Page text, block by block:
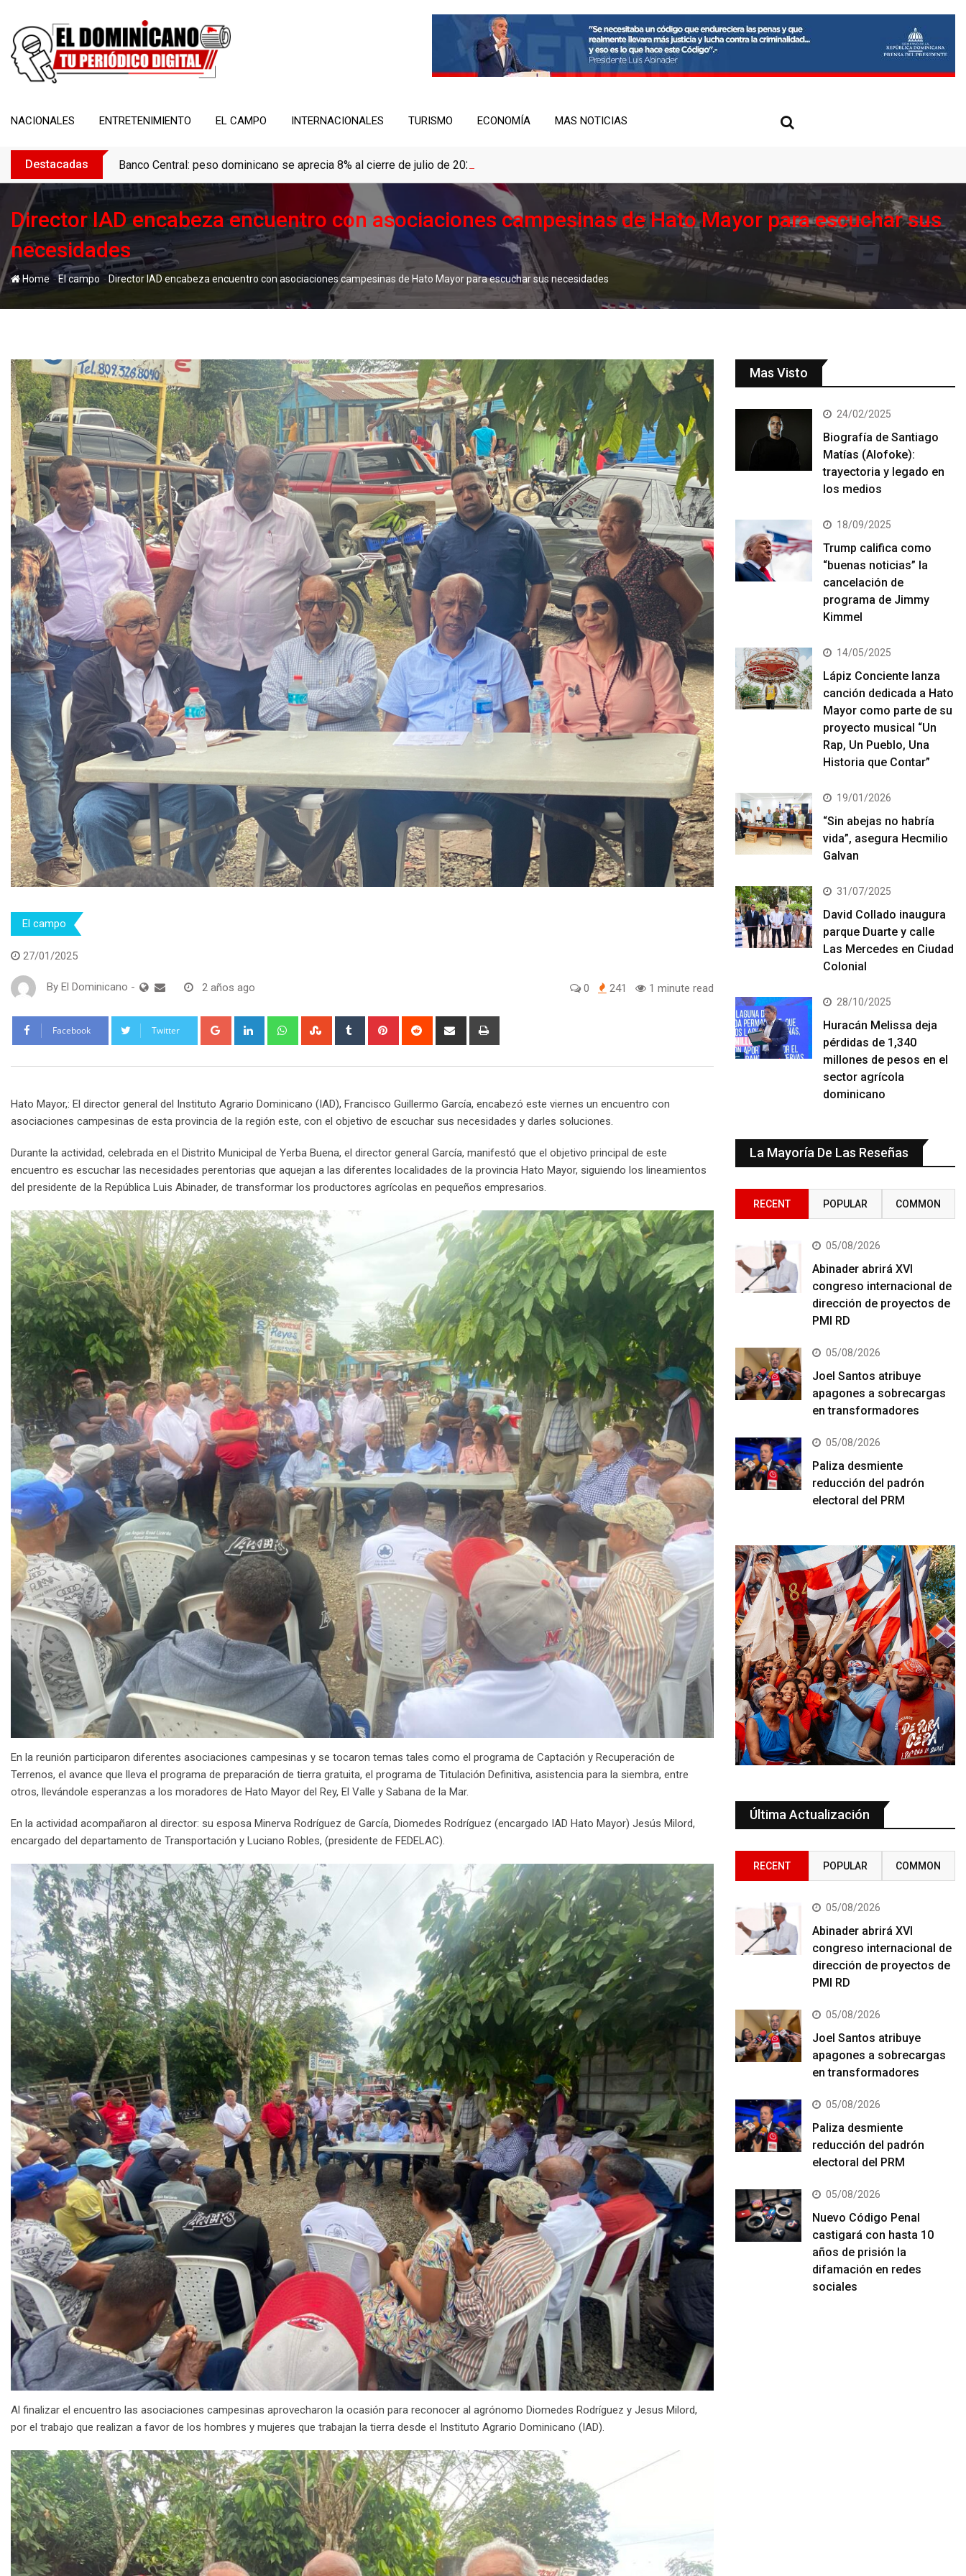
content
NACIONALES ENTRETENIMIENTO EL CAMPO INTERNACIONALES TURISMO ECONOMÍA MAS NOTICIAS
Destacadas Banco Central: peso dominicano se aprecia 8% al cierre de julio de 2026 y 4.4% en términos interanuales
Director IAD encabeza encuentro con asociaciones campesinas de Hato Mayor para escuchar sus
necesidades
Home -El campo - Director IAD encabeza encuentro con asociaciones campesinas de Hato Mayor para escuchar sus necesidades
El campo
27/01/2025
By El Dominicano - 2 años ago 0 241 1 minute read
Facebook Twitter Google+ LinkedIn WhatsappStumbleUpon
Tumblr Pinterest Reddit
Share
Hato Mayor,: El director general del Instituto Agrario Dominicano (IAD), Francisco Guillermo García, encabezó este viernes un encuentro con
asociaciones campesinas de esta provincia de la región este, con el objetivo de escuchar sus necesidades y darles soluciones.
Durante la actividad, celebrada en el Distrito Municipal de Yerba Buena, el director general García, manifestó que el objetivo principal de este
encuentro es escuchar las necesidades perentorias que aquejan a las diferentes localidades de la provincia Hato Mayor, siguiendo los lineamientos
del presidente de la República Luis Abinader, de transformar los productores agrícolas en pequeños empresarios.
En la reunión participaron diferentes asociaciones campesinas y se tocaron temas tales como el programa de Captación y Recuperación de
Terrenos, el avance que lleva el programa de preparación de tierra gratuita, el programa de Titulación Definitiva, asistencia para la siembra, entre
otros, llevándole esperanzas a los moradores de Hato Mayor del Rey, El Valle y Sabana de la Mar.
En la actividad acompañaron al director: su esposa Minerva Rodríguez de García, Diomedes Rodríguez (encargado IAD Hato Mayor) Jesús Milord,
encargado del departamento de Transportación y Luciano Robles, (presidente de FEDELAC).
Al finalizar el encuentro las asociaciones campesinas aprovecharon la ocasión para reconocer al agrónomo Diomedes Rodríguez y Jesus Milord,
por el trabajo que realizan a favor de los hombres y mujeres que trabajan la tierra desde el Instituto Agrario Dominicano (IAD).
Mas Visto
24/02/2025
Biografía de Santiago
Matías (Alofoke):
trayectoria y legado en
los medios
18/09/2025
Trump califica como
“buenas noticias” la
cancelación de
programa de Jimmy
Kimmel
14/05/2025
Lápiz Conciente lanza
canción dedicada a Hato
Mayor como parte de su
proyecto musical “Un
Rap, Un Pueblo, Una
Historia que Contar”
19/01/2026
“Sin abejas no habría
vida”, asegura Hecmilio
Galvan
31/07/2025
David Collado inaugura
parque Duarte y calle
Las Mercedes en Ciudad
Colonial
28/10/2025
Huracán Melissa deja
pérdidas de 1,340
millones de pesos en el
sector agrícola
dominicano
La Mayoría De Las Reseñas
RECENT POPULAR COMMON
05/08/2026
Abinader abrirá XVI
congreso internacional de
dirección de proyectos de
PMI RD
05/08/2026
Joel Santos atribuye
apagones a sobrecargas
en transformadores
05/08/2026
Paliza desmiente
reducción del padrón
electoral del PRM
Última Actualización
RECENT POPULAR COMMON
05/08/2026
Abinader abrirá XVI
congreso internacional de
dirección de proyectos de
PMI RD
05/08/2026
Joel Santos atribuye
apagones a sobrecargas
en transformadores
05/08/2026
Paliza desmiente
reducción del padrón
electoral del PRM
05/08/2026
Nuevo Código Penal
castigará con hasta 10
años de prisión la
difamación en redes
sociales